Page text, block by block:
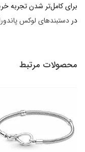
برای کامل‌تر شدن تجربه
در دستبندهای لوکس
محصولات مرتبط